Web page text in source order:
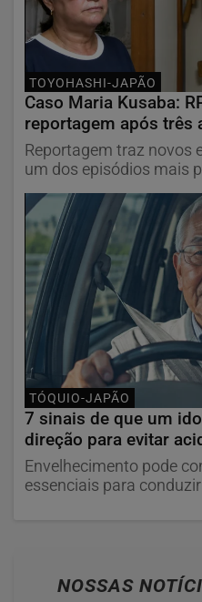
TOYOHASHI-JAPÃO
Caso Maria Kusaba:
reportagem após três
Reportagem traz novos
um dos episódios mais
TÓQUIO-JAPÃO
7 sinais de que um
direção para evitar
Envelhecimento pode
essenciais para
NOSSAS